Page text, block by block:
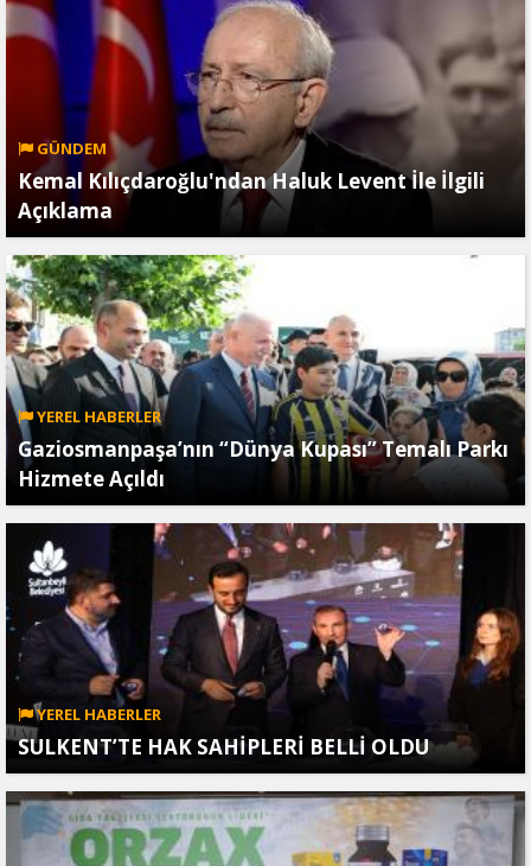
GÜNDEM
Kemal Kılıçdaroğlu'ndan Haluk Levent İle İlgili
Açıklama
YEREL HABERLER
Gaziosmanpaşa’nın “Dünya Kupası” Temalı Parkı
Hizmete Açıldı
YEREL HABERLER
SULKENT’TE HAK SAHİPLERİ BELLİ OLDU